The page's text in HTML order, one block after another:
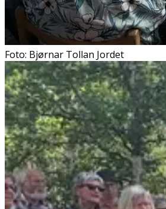
Foto: Bjørnar Tollan Jordet